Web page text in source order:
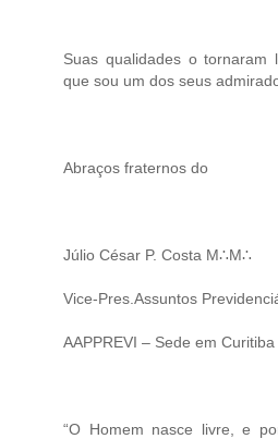
Suas qualidades o
que sou um dos seus
Abraços fraternos do
Júlio César P. Costa M∴M∴
Vice-Pres.Assuntos
AAPPREVI – Sede em Curitiba
“O Homem nasce livre, e